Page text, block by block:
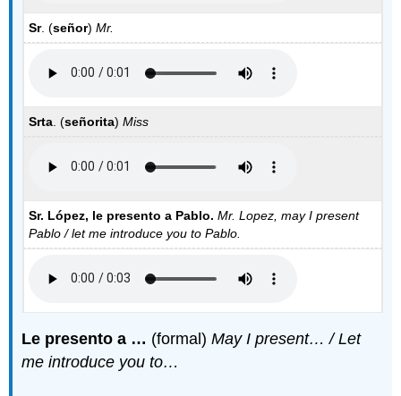
Sr. (señor)Mr.
Srta . (señorita)Miss
Sr. López, le presento a Pablo. Mr. Lopez, may I present
Pablo / let me introduce you to Pablo.
Le presento a … (formal)May I present… /Let
me introduce you to…